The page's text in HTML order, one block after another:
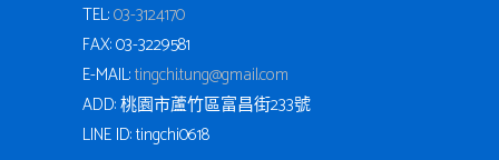
TEL:03-3124170
FAX: 03-3229581
E-MAIL:tingchi.tung@gmail.com
ADD: 桃園市蘆竹區富昌街233號
LINE ID: tingchi0618